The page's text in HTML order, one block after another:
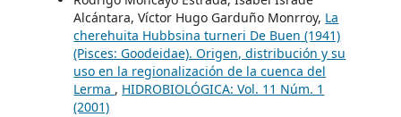
Alcántara, Víctor Hugo Garduño Monrroy, La
cherehuita Hubbsina turneri De Buen (1941)
(Pisces: Goodeidae). Origen, distribución y su
uso en la regionalización de la cuenca del
Lerma , HIDROBIOLÓGICA: Vol. 11 Núm. 1
(2001)